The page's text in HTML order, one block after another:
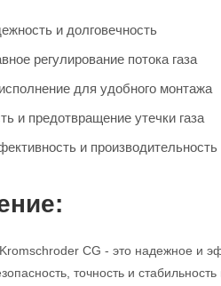
и долговечность
регулирование потока газа
для удобного монтажа
и предотвращение утечки газа
и производительность
CG - это надежное и
точность и